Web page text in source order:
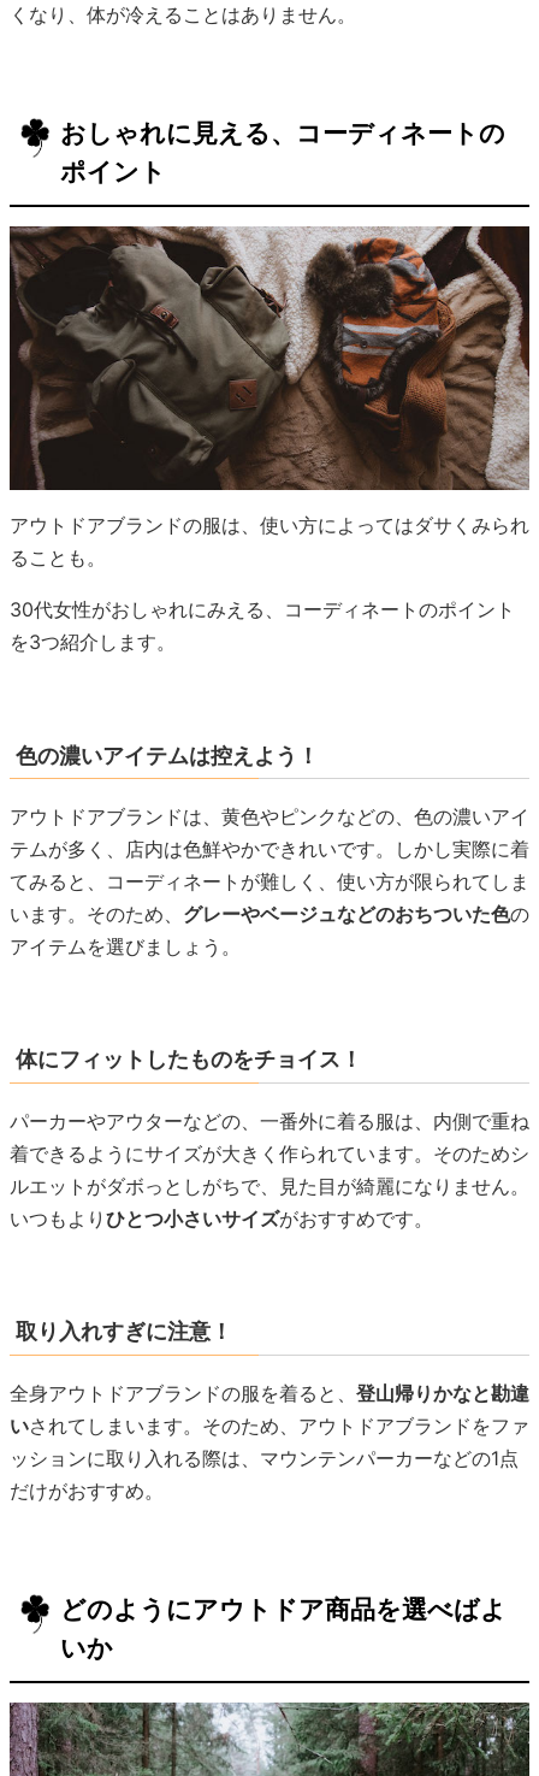
くなり、体が冷えることはありません。
おしゃれに見える、コーディネートの
ポイント
アウトドアブランドの服は、使い方によってはダサくみられ
ることも。
30代女性がおしゃれにみえる、コーディネートのポイント
を3つ紹介します。
色の濃いアイテムは控えよう！
アウトドアブランドは、黄色やピンクなどの、色の濃いアイ
テムが多く、店内は色鮮やかできれいです。しかし実際に着
てみると、コーディネートが難しく、使い方が限られてしま
います。そのため、 グレーやベージュなどのおちついた色の
アイテムを選びましょう。
体にフィットしたものをチョイス！
パーカーやアウターなどの、一番外に着る服は、内側で重ね
着できるようにサイズが大きく作られています。そのためシ
ルエットがダボっとしがちで、見た目が綺麗になりません。
いつもより ひとつ小さいサイズがおすすめです。
取り入れすぎに注意！
全身アウトドアブランドの服を着ると、 登山帰りかなと勘違
いされてしまいます。そのため、アウトドアブランドをファ
ッションに取り入れる際は、マウンテンパーカーなどの1点
だけがおすすめ。
どのようにアウトドア商品を選べばよ
いか